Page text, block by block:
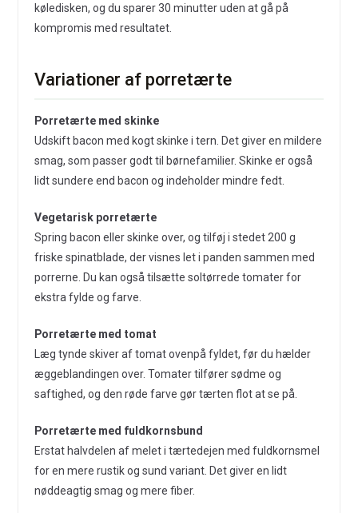
køledisken, og du sparer 30 minutter uden at gå på
kompromis med resultatet.
Variationer af porretærte
Porretærte med skinke
Udskift bacon med kogt skinke i tern. Det giver en mildere
smag, som passer godt til børnefamilier. Skinke er også
lidt sundere end bacon og indeholder mindre fedt.
Vegetarisk porretærte
Spring bacon eller skinke over, og tilføj i stedet 200 g
friske spinatblade, der visnes let i panden sammen med
porrerne. Du kan også tilsætte soltørrede tomater for
ekstra fylde og farve.
Porretærte med tomat
Læg tynde skiver af tomat ovenpå fyldet, før du hælder
æggeblandingen over. Tomater tilfører sødme og
saftighed, og den røde farve gør tærten flot at se på.
Porretærte med fuldkornsbund
Erstat halvdelen af melet i tærtedejen med fuldkornsmel
for en mere rustik og sund variant. Det giver en lidt
nøddeagtig smag og mere fiber.